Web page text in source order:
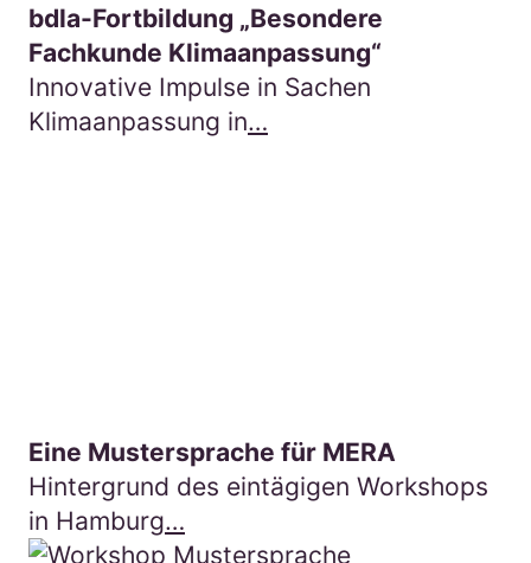
bdla-Fortbildung „Besondere
Fachkunde Klimaanpassung“
Innovative Impulse in Sachen
Klimaanpassung in…
Eine Mustersprache für MERA
Hintergrund des eintägigen Workshops
in Hamburg…